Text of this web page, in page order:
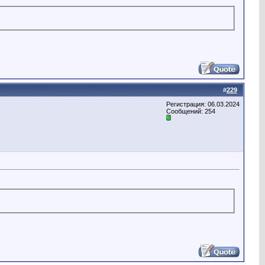
#229
Регистрация: 06.03.2024
Сообщений: 254